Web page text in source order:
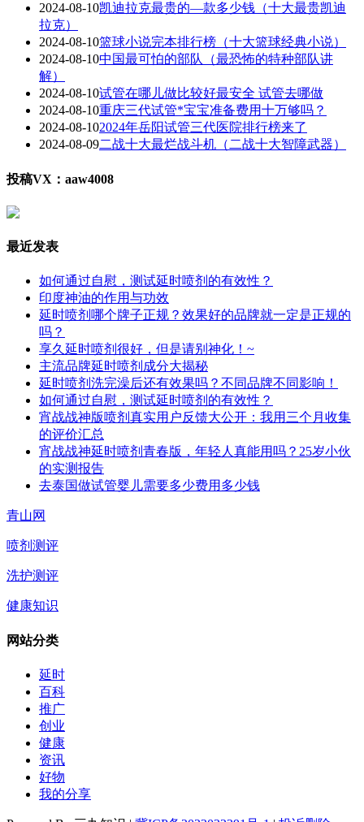
2024-08-10凯迪拉克最贵的—款多少钱（十大最贵凯迪
拉克）
2024-08-10篮球小说完本排行榜（十大篮球经典小说）
2024-08-10中国最可怕的部队（最恐怖的特种部队讲
解）
2024-08-10试管在哪儿做比较好最安全 试管去哪做
2024-08-10重庆三代试管*宝宝准备费用十万够吗？
2024-08-102024年岳阳试管三代医院排行榜来了
2024-08-09二战十大最烂战斗机（二战十大智障武器）
投稿VX：aaw4008
最近发表
如何通过自慰，测试延时喷剂的有效性？
印度神油的作用与功效
延时喷剂哪个牌子正规？效果好的品牌就一定是正规的
吗？
享久延时喷剂很好，但是请别神化！~
主流品牌延时喷剂成分大揭秘
延时喷剂洗完澡后还有效果吗？不同品牌不同影响！
如何通过自慰，测试延时喷剂的有效性？
宵战战神版喷剂真实用户反馈大公开：我用三个月收集
的评价汇总
宵战战神延时喷剂青春版，年轻人真能用吗？25岁小伙
的实测报告
去泰国做试管婴儿需要多少费用多少钱
青山网
喷剂测评
洗护测评
健康知识
网站分类
延时
百科
推广
创业
健康
资讯
好物
我的分享